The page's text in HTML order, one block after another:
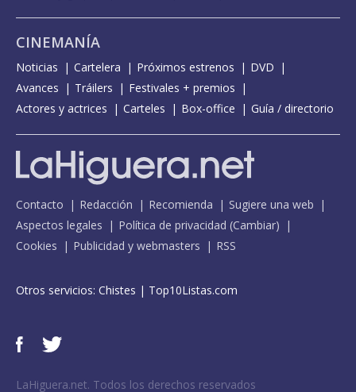
CINEMANÍA
Noticias Cartelera Próximos estrenos
DVD
Avances
Tráilers
Festivales + premios
Actores y actrices
Carteles Box-office Guía / directorio
Contacto Redacción Recomienda
Sugiere una web
Aspectos legales
Política de privacidad (Cambiar)
Cookies
Publicidad y webmasters RSS
Otros servicios: Chistes | Top10Listas.com
LaHiguera.net. Todos los derechos reservados